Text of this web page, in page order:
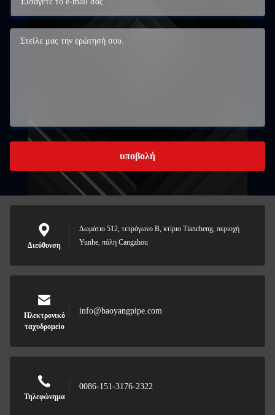
υποβολή
Διεύθυνση
Δωμάτιο 512, τετράγωνο Β, κτίριο Tiancheng, περιοχή
Yunhe, πόλη Cangzhou
Ηλεκτρονικό
ταχυδρομείο
info@baoyangpipe.com
Τηλεφώνημα
0086-151-3176-2322